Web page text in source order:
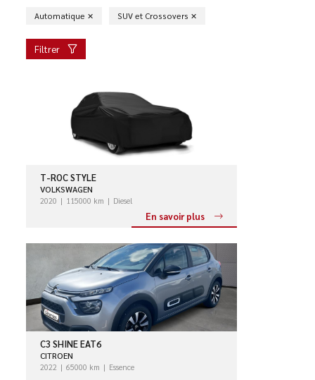
Automatique SUV et Crossovers
Filtrer
T-ROC STYLE
VOLKSWAGEN
2020 115000 km Diesel
En savoir plus
C3 SHINE EAT6
CITROEN
2022 65000 km Essence